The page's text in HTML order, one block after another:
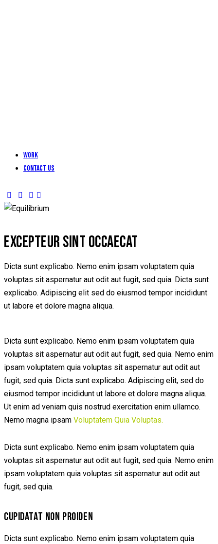
Work
Contact Us
EXCEPTEUR SINT OCCAECAT
Dicta sunt explicabo. Nemo enim ipsam voluptatem quia
voluptas sit aspernatur aut odit aut fugit, sed quia. Dicta sunt
explicabo. Adipiscing elit sed do eiusmod tempor incididunt
ut labore et dolore magna aliqua.
Dicta sunt explicabo. Nemo enim ipsam voluptatem quia
voluptas sit aspernatur aut odit aut fugit, sed quia. Nemo enim
ipsam voluptatem quia voluptas sit aspernatur aut odit aut
fugit, sed quia. Dicta sunt explicabo. Adipiscing elit, sed do
eiusmod tempor incididunt ut labore et dolore magna aliqua.
Ut enim ad veniam quis nostrud exercitation enim ullamco.
Nemo magna ipsam Voluptatem Quia Voluptas.
Dicta sunt explicabo. Nemo enim ipsam voluptatem quia
voluptas sit aspernatur aut odit aut fugit, sed quia. Nemo enim
ipsam voluptatem quia voluptas sit aspernatur aut odit aut
fugit, sed quia.
CUPIDATAT NON PROIDEN
Dicta sunt explicabo. Nemo enim ipsam voluptatem quia